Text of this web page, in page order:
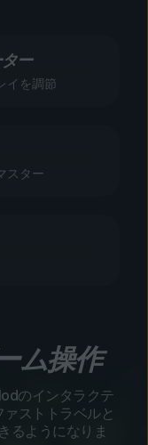
ー
イを調節
スター
ム操作
のインタラクテ
ストトラベルと
るようになりま